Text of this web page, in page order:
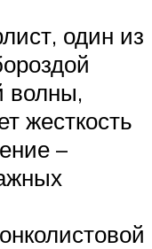
один из
волны,
жесткость
–